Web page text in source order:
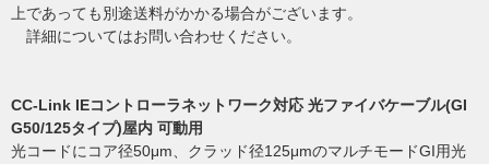
上であっても別途送料がかかる場合がございます。
詳細についてはお問い合わせください。
CC-Link IEコントローラネットワーク対応 光ファイバケーブル(GI
G50/125タイプ)屋内 可動用
光コードにコア径50μm、クラッド径125μmのマルチモードGI用光